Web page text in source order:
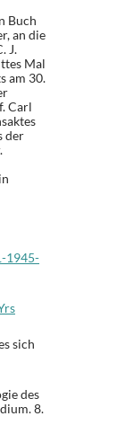
Buch
an die
J.
Mal
am 30.
Carl
der
1945-
sich
des
8.